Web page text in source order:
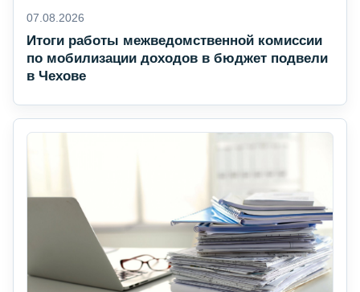
07.08.2026
Итоги работы межведомственной комиссии
по мобилизации доходов в бюджет подвели
в Чехове